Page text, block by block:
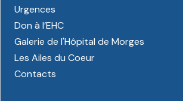
Urgences
Don à l’EHC
Galerie de l'Hôpital de Morges
Les Ailes du Coeur
Contacts